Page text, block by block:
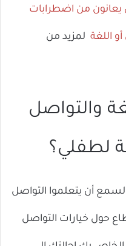
من اضطرابات
اللغة لمزيد من
والتواصل
لطفلي؟
أن يتعلموا التواصل
حول خيارات التواصل